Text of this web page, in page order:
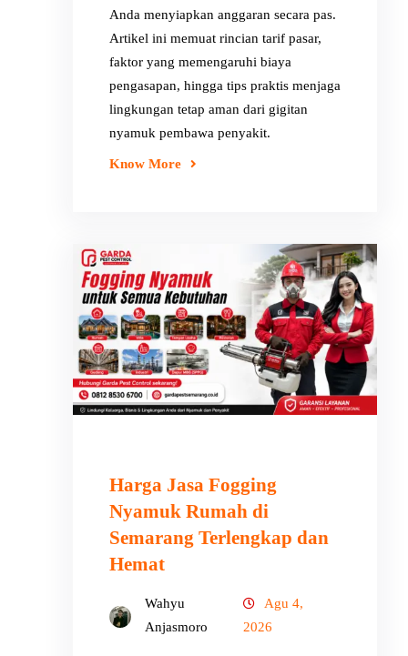
Anda menyiapkan anggaran secara pas.
Artikel ini memuat rincian tarif pasar,
faktor yang memengaruhi biaya
pengasapan, hingga tips praktis menjaga
lingkungan tetap aman dari gigitan
nyamuk pembawa penyakit.
Know More
Harga Jasa Fogging
Nyamuk Rumah di
Semarang Terlengkap dan
Hemat
Wahyu
Anjasmoro
Agu 4,
2026